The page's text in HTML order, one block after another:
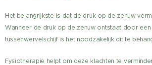
Het belangrijkste is dat de druk op de zenuw
Wanneer de druk op de zenuw ontstaat door een
tussenwervelschijf is het noodzakelijk dit te
Fysiotherapie helpt om deze klachten te